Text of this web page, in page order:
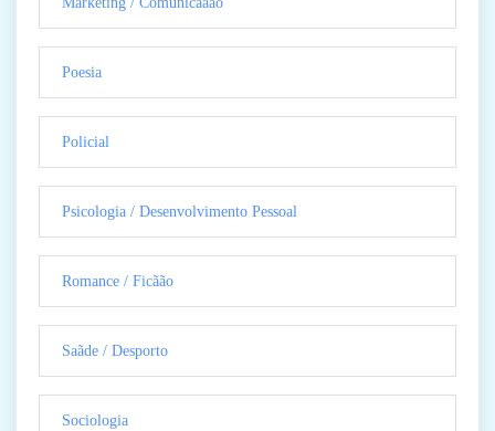
Poesia
Policial
Psicologia / Desenvolvimento Pessoal
Romance / Ficãão
Saãde / Desporto
Sociologia